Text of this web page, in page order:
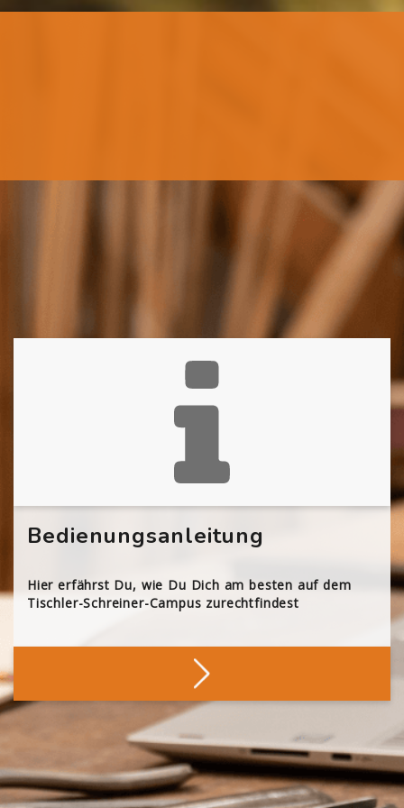
Bedienungsanleitung
Hier erfährst Du, wie Du Dich am besten auf dem
Tischler-Schreiner-Campus zurechtfindest